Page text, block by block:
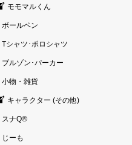
モモマルくん
ボールペン
Tシャツ･ポロシャツ
ブルゾン･パーカー
小物・雑貨
キャラクター (その他)
スナQ®
じーも